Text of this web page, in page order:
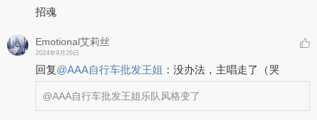
招魂
Emotional艾莉丝
2024年9月26日
回复@AAA自行车批发王姐 ： 没办法，主唱走了（哭
@AAA自行车批发王姐乐队风格变了